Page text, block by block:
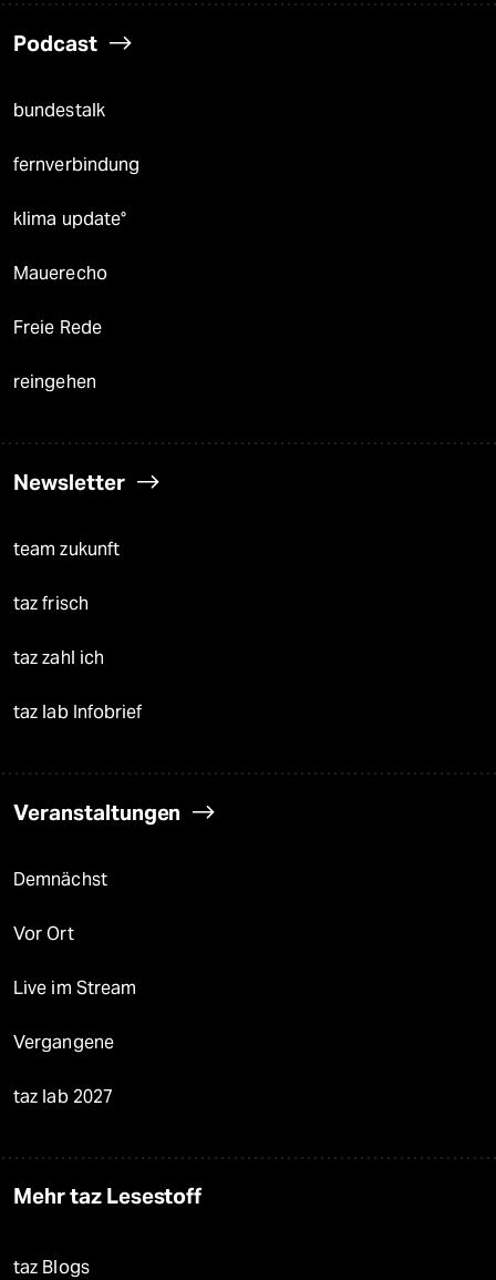
Podcast
bundestalk
fernverbindung
klima update°
Mauerecho
Freie Rede
reingehen
Newsletter
team zukunft
taz frisch
taz zahl ich
taz lab Infobrief
Veranstaltungen
Demnächst
Vor Ort
Live im Stream
Vergangene
taz lab 2027
Mehr taz Lesestoff
taz Blogs